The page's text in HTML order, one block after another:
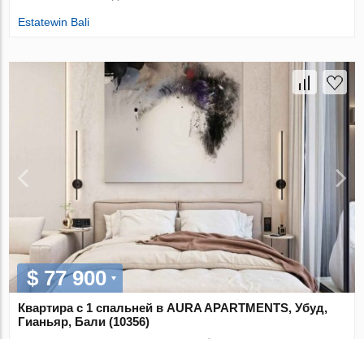
Estatewin Bali
$ 77 900
Квартира с 1 спальней в AURA APARTMENTS, Убуд,
Гианьяр, Бали (10356)